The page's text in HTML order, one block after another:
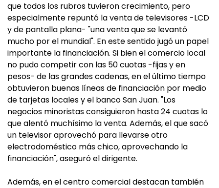
que todos los rubros tuvieron crecimiento, pero
especialmente repuntó la venta de televisores -LCD
y de pantalla plana- "una venta que se levantó
mucho por el mundial". En este sentido jugó un papel
importante la financiación. Si bien el comercio local
no pudo competir con las 50 cuotas -fijas y en
pesos- de las grandes cadenas, en el último tiempo
obtuvieron buenas líneas de financiación por medio
de tarjetas locales y el banco San Juan. "Los
negocios minoristas consiguieron hasta 24 cuotas lo
que alentó muchísimo la venta. Además, el que sacó
un televisor aprovechó para llevarse otro
electrodoméstico más chico, aprovechando la
financiación", aseguró el dirigente.
Además, en el centro comercial destacan también